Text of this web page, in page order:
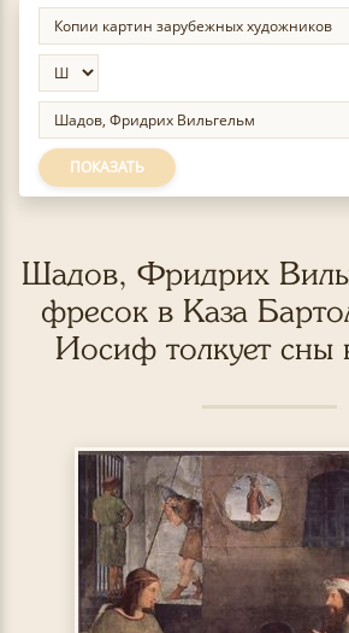
ПОКАЗАТЬ
Шадов, Фридрих
фресок в Каза
Иосиф толкует сны